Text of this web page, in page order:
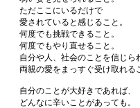
ただここにいるだけで
愛されていると感じること。
何度でも挑戦できること。
何度でもやり直せること。
自分や人、社会のことを信じら
両親の愛をまっすぐ受け取れる
自分のことが大好きであれば、
どんなに辛いことがあっても。